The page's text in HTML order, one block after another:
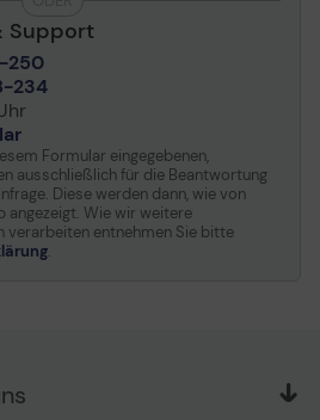
Support
250
234
Formular eingegebenen,
ausschließlich für die Beantwortung
Diese werden dann, wie von
angezeigt. Wie wir weitere
verarbeiten entnehmen Sie bitte
.